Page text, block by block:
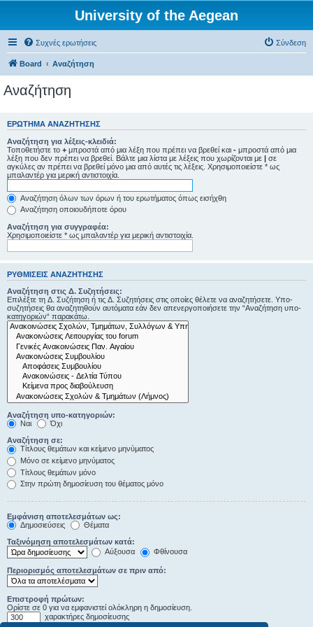
University of the Aegean
Συχνές ερωτήσεις Σύνδεση
Board Αναζήτηση
Αναζήτηση
ΕΡΏΤΗΜΑ ΑΝΑΖΉΤΗΣΗΣ
Αναζήτηση για λέξεις-κλειδιά:
Τοποθετήστε το + μπροστά από μια λέξη που πρέπει να βρεθεί και - μπροστά από μια
λέξη που δεν πρέπει να βρεθεί. Βάλτε μια λίστα με λέξεις που χωρίζονται με | σε
αγκύλες αν πρέπει να βρεθεί μόνο μια από αυτές τις λέξεις. Χρησιμοποιείστε * ως
μπαλαντέρ για μερική αντιστοιχία.
Αναζήτηση όλων των όρων ή του ερωτήματος όπως εισήχθη
Αναζήτηση οποιουδήποτε όρου
Αναζήτηση για συγγραφέα:
Χρησιμοποιείστε * ως μπαλαντέρ για μερική αντιστοιχία.
ΡΥΘΜΊΣΕΙΣ ΑΝΑΖΉΤΗΣΗΣ
Αναζήτηση στις Δ. Συζητήσεις:
Επιλέξτε τη Δ. Συζήτηση ή τις Δ. Συζητήσεις στις οποίες θέλετε να αναζητήσετε. Υπο-
συζητήσεις θα αναζητηθούν αυτόματα εάν δεν απενεργοποιήσετε την “Αναζήτηση υπο-
κατηγοριών“ παρακάτω.
Αναζήτηση υπο-κατηγοριών:
Ναι
Όχι
Αναζήτηση σε:
Τίτλους θεμάτων και κείμενο μηνύματος
Μόνο σε κείμενο μηνύματος
Τίτλους θεμάτων μόνο
Στην πρώτη δημοσίευση του θέματος μόνο
Εμφάνιση αποτελεσμάτων ως:
Δημοσιεύσεις
Θέματα
Ταξινόμηση αποτελεσμάτων κατά:
Αύξουσα
Φθίνουσα
Περιορισμός αποτελεσμάτων σε πριν από:
Επιστροφή πρώτων:
Ορίστε σε 0 για να εμφανιστεί ολόκληρη η δημοσίευση.
χαρακτήρες δημοσίευσης